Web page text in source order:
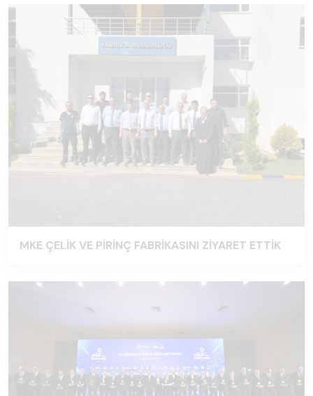
MKE ÇELİK VE PİRİNÇ FABRİKASINI ZİYARET ETTİK